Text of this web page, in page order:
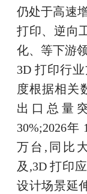
仍处于高速
打印、逆向
化、等下游
3D 打印行
度根据相关
出口总量
30%;2026年
万台,同比
及,3D 打印
设计场景延